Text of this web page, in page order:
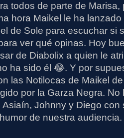
todos de parte de
hora Maikel le ha
de Sole para escuchar si
ver qué opinas. Hoy
de Diabolix a quien le
ha sido él 😂. Y por
las Notilocas de Maikel
por la Garza Negra.
Johnny y Diego
de nuestra audiencia.